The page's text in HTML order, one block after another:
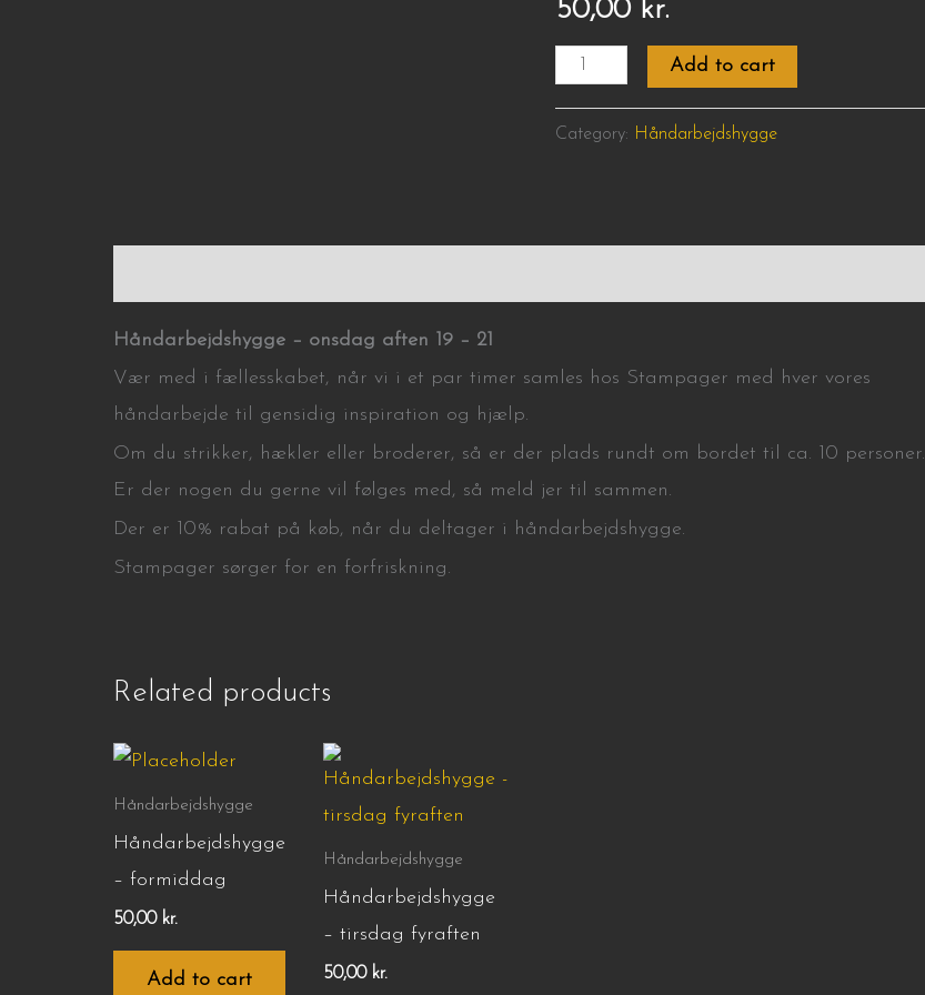
50,00 kr.
Add to cart
Category: Håndarbejdshygge
Håndarbejdshygge – onsdag aften 19 – 21
Vær med i fællesskabet, når vi i et par timer samles hos Stampager med hver vores
håndarbejde til gensidig inspiration og hjælp.
Om du strikker, hækler eller broderer, så er der plads rundt om bordet til ca. 10 personer.
Er der nogen du gerne vil følges med, så meld jer til sammen.
Der er 10% rabat på køb, når du deltager i håndarbejdshygge.
Stampager sørger for en forfriskning.
Related products
Håndarbejdshygge
Håndarbejdshygge
– formiddag
50,00 kr.
Add to cart
Håndarbejdshygge
Håndarbejdshygge
– tirsdag fyraften
50,00 kr.